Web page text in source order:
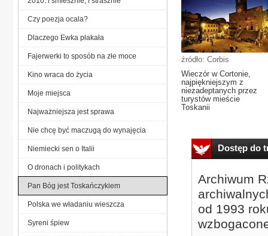
źródło: Corbis
Wieczór w Cortonie,
najpiękniejszym z
niezadeptanych przez
turystów mieście
Toskanii
Dostęp do
Archiwum
od 1993
Czy poezja ocala?
Dlaczego Ewka płakała
Fajerwerki to sposób na złe moce
Kino wraca do życia
Moje miejsca
Najważniejsza jest sprawa
Nie chcę być maczugą do wynajęcia
Niemiecki sen o Italii
O dronach i politykach
Pan Bóg jest Toskańczykiem
Polska we władaniu wieszcza
Syreni śpiew